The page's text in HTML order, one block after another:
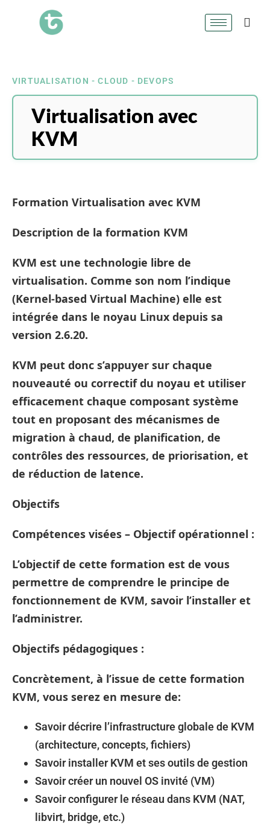
VIRTUALISATION - CLOUD - DEVOPS
Virtualisation avec
KVM
Formation Virtualisation avec KVM
Description de la formation KVM
KVM est une technologie libre de
virtualisation. Comme son nom l’indique
(Kernel-based Virtual Machine) elle est
intégrée dans le noyau Linux depuis sa
version 2.6.20.
KVM peut donc s’appuyer sur chaque
nouveauté ou correctif du noyau et utiliser
efficacement chaque composant système
tout en proposant des mécanismes de
migration à chaud, de planification, de
contrôles des ressources, de priorisation, et
de réduction de latence.
Objectifs
Compétences visées – Objectif opérationnel :
L’objectif de cette formation est de vous
permettre de comprendre le principe de
fonctionnement de KVM, savoir l’installer et
l’administrer.
Objectifs pédagogiques :
Concrètement, à l’issue de cette formation
KVM, vous serez en mesure de:
Savoir décrire l’infrastructure globale de KVM
(architecture, concepts, fichiers)
Savoir installer KVM et ses outils de gestion
Savoir créer un nouvel OS invité (VM)
Savoir configurer le réseau dans KVM (NAT,
libvirt, bridge, etc.)